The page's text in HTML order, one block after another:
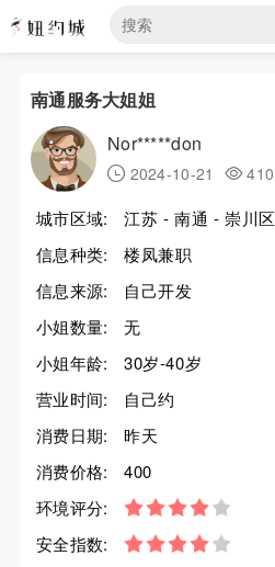
南通服务大姐姐
Nor*****don
2024-10-21 410
城市区域:
江苏 - 南通 - 崇川区
信息种类:
楼凤兼职
信息来源:
自己开发
小姐数量:
无
小姐年龄:
30岁-40岁
营业时间:
自己约
消费日期:
昨天
消费价格:
400
环境评分:
安全指数: